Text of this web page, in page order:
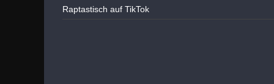
Raptastisch auf TikTok